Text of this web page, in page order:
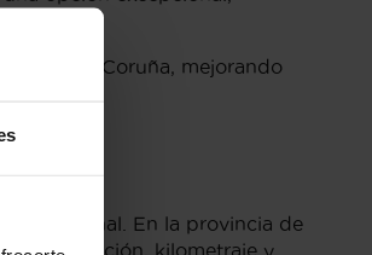
en A Coruña, mejorando
En la provincia de
fabricación, kilometraje y